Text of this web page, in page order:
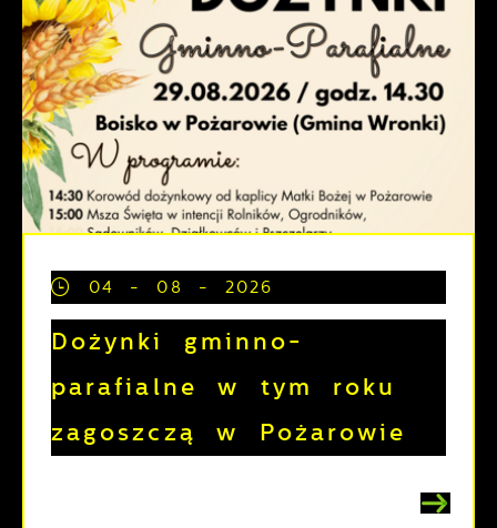
04 - 08 - 2026
Dożynki gminno-
parafialne w tym roku
zagoszczą w Pożarowie